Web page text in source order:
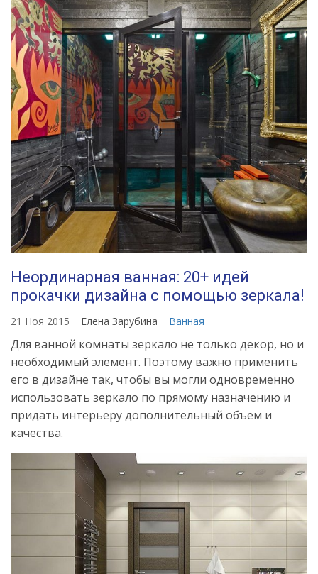
Неординарная ванная: 20+ идей
прокачки дизайна с помощью зеркала!
21 Ноя 2015 Елена Зарубина Ванная
Для ванной комнаты зеркало не только декор, но и
необходимый элемент. Поэтому важно применить
его в дизайне так, чтобы вы могли одновременно
использовать зеркало по прямому назначению и
придать интерьеру дополнительный объем и
качества.